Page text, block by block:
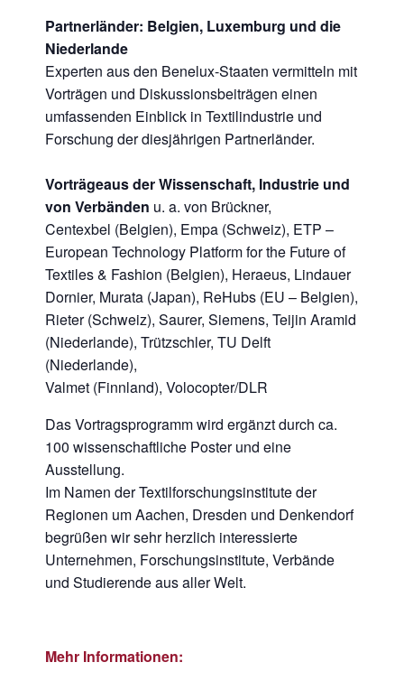
Partnerländer: Belgien, Luxemburg und die
Niederlande
Experten aus den Benelux-Staaten vermitteln mit
Vorträgen und Diskussionsbeiträgen einen
umfassenden Einblick in Textilindustrie und
Forschung der diesjährigen Partnerländer.
Vorträgeaus der Wissenschaft, Industrie und
von Verbänden u. a. von Brückner,
Centexbel (Belgien), Empa (Schweiz), ETP –
European Technology Platform for the Future of
Textiles & Fashion (Belgien), Heraeus, Lindauer
Dornier, Murata (Japan), ReHubs (EU – Belgien),
Rieter (Schweiz), Saurer, Siemens, Teijin Aramid
(Niederlande), Trützschler, TU Delft
(Niederlande),
Valmet (Finnland), Volocopter/DLR
Das Vortragsprogramm wird ergänzt durch ca.
100 wissenschaftliche Poster und eine
Ausstellung.
Im Namen der Textilforschungsinstitute der
Regionen um Aachen, Dresden und Denkendorf
begrüßen wir sehr herzlich interessierte
Unternehmen, Forschungsinstitute, Verbände
und Studierende aus aller Welt.
Mehr Informationen: